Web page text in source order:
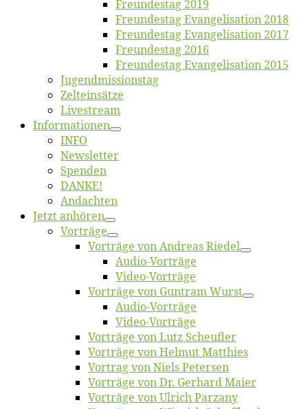
Freun­des­tag 2019
Freun­des­tag Evan­ge­li­sa­ti­on 2018
Freun­des­tag Evan­ge­li­sa­ti­on 2017
Freun­des­tag 2016
Freun­des­tag Evan­ge­li­sa­ti­on 2015
Jugend­mis­sions­tag
Zelt­ein­sät­ze
Live­stream
Informatio­nen
INFO
News­let­ter
Spen­den
DANKE!
An­dach­ten
Jetzt an­hö­ren
Vor­trä­ge
Vor­trä­ge von An­dre­as Riedel
Au­dio-Vor­trä­ge
Vi­deo-Vor­trä­ge
Vor­trä­ge von Gun­tram Wurst
Au­dio-Vor­trä­ge
Vi­deo-Vor­trä­ge
Vor­trä­ge von Lutz Scheufler
Vor­trä­ge von Hel­mut Matthies
Vor­trag von Niels Petersen
Vor­trä­ge von Dr. Ger­hard Maier
Vor­trä­ge von Ul­rich Parzany